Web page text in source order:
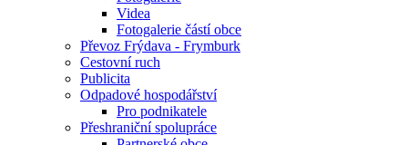
Videa
Fotogalerie částí obce
Převoz Frýdava - Frymburk
Cestovní ruch
Publicita
Odpadové hospodářství
Pro podnikatele
Přeshraniční spolupráce